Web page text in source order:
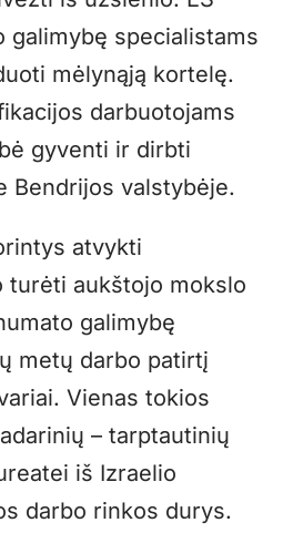
galimybę specialistams
mėlynąją kortelę.
darbuotojams
gyventi ir dirbti
Bendrijos valstybėje.
atvykti
turėti aukštojo mokslo
galimybę
metų darbo patirtį
Vienas tokios
– tarptautinių
iš Izraelio
darbo rinkos durys.